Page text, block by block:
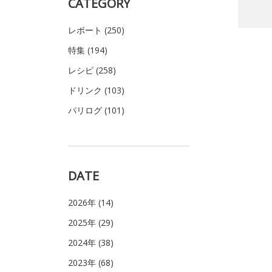
CATEGORY
レポート (250)
特集 (194)
レシピ (258)
ドリンク (103)
パリログ (101)
DATE
2026年 (14)
2025年 (29)
2024年 (38)
2023年 (68)